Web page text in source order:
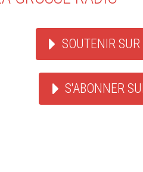
SOUTENIR
S'ABONNER